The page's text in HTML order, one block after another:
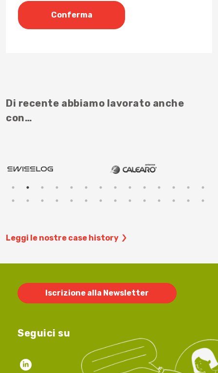
Di recente abbiamo lavorato anche
con…
Leggi le nostre case history
Iscrizione alla Newsletter
Seguici su